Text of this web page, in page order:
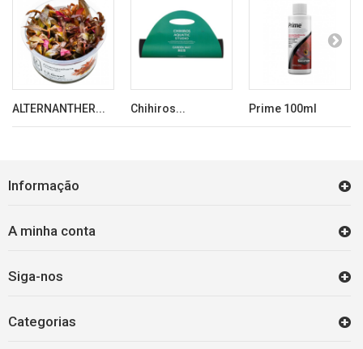
ALTERNANTHER... Chihiros... Prime 100ml
Informação
A minha conta
Siga-nos
Categorias